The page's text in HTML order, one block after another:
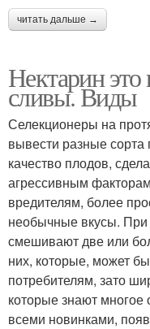
читать дальше →
Нектарин это
сливы. Виды
Селекционеры на
вывести разные сорта
качество плодов,
агрессивным
вредителям, более
необычные вкусы. При
смешивают две или
них, которые, может
потребителям, зато
которые знают многое
всеми новинками,